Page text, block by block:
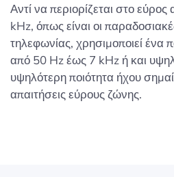
Αντί να περιορίζεται στο
kHz, όπως είναι οι
τηλεφωνίας, χρησιμοποιεί ένα
από 50 Hz έως 7 kHz ή και
υψηλότερη ποιότητα ήχου
απαιτήσεις εύρους ζώνης.